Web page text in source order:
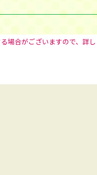
場合がございますので、詳し